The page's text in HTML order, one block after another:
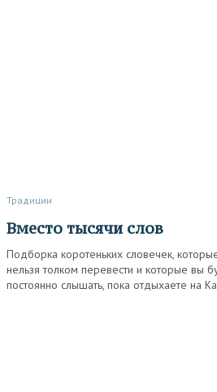
Традиции
Вместо тысячи слов
Подборка коротеньких словечек,
нельзя толком перевести и которые вы
постоянно слышать, пока отдыхаете на